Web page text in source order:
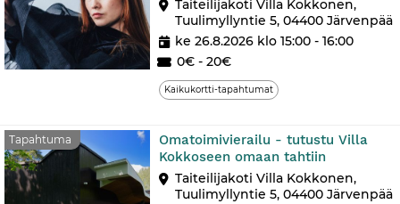
Taiteilijakoti Villa Kokkonen,
Tuulimyllyntie 5, 04400 Järvenpää
ke 26.8.2026 klo 15:00 - 16:00
0€ - 20€
Kaikukortti-tapahtumat
Tapahtuma
Omatoimivierailu - tutustu Villa
Kokkoseen omaan tahtiin
Taiteilijakoti Villa Kokkonen,
Tuulimyllyntie 5, 04400 Järvenpää